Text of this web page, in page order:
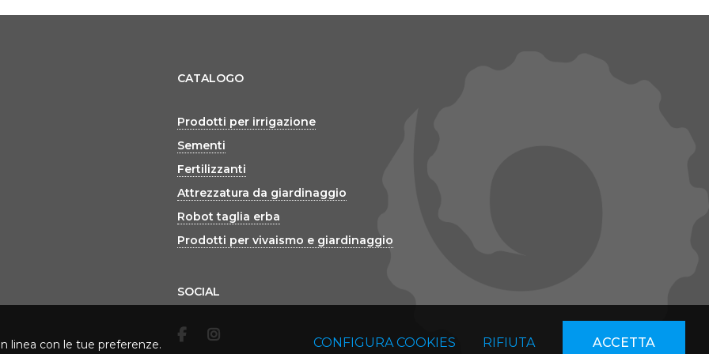
CATALOGO
Prodotti per irrigazione
Sementi
Fertilizzanti
Attrezzatura da giardinaggio
Robot taglia erba
Prodotti per vivaismo e giardinaggio
SOCIAL
linea con le tue preferenze.
CONFIGURA COOKIES RIFIUTA ACCETTA